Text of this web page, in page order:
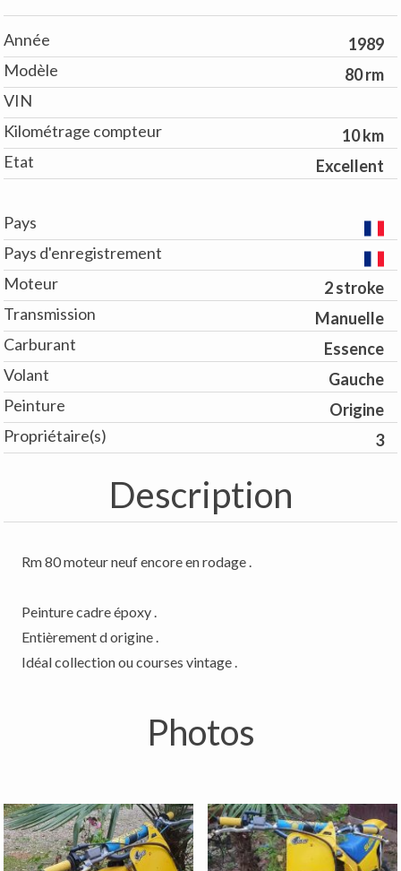
Année
1989
Modèle
80 rm
VIN
Kilométrage compteur
10 km
Etat
Excellent
Pays
Pays d'enregistrement
Moteur
2 stroke
Transmission
Manuelle
Carburant
Essence
Volant
Gauche
Peinture
Origine
Propriétaire(s)
3
Description
Rm 80 moteur neuf encore en rodage .
Peinture cadre époxy .
Entièrement d origine .
Idéal collection ou courses vintage .
Photos